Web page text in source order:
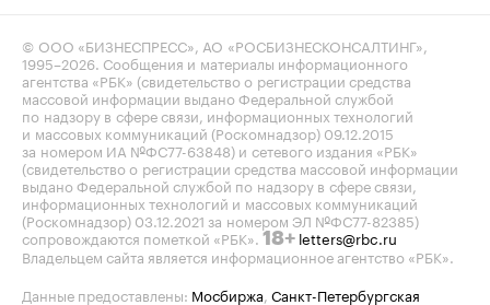
© ООО «БИЗНЕСПРЕСС», АО «РОСБИЗНЕСКОНСАЛТИНГ»,
1995–2026 . Сообщения и материалы информационного
агентства «РБК» (свидетельство о регистрации средства
массовой информации выдано Федеральной службой
по надзору в сфере связи, информационных технологий
и массовых коммуникаций (Роскомнадзор) 09.12.2015
за номером ИА №ФС77-63848) и сетевого издания «РБК»
(свидетельство о регистрации средства массовой информации
выдано Федеральной службой по надзору в сфере связи,
информационных технологий и массовых коммуникаций
(Роскомнадзор) 03.12.2021 за номером ЭЛ №ФС77-82385)
сопровождаются пометкой «РБК». 18+ letters@rbc.ru
Владельцем сайта является информационное агентство «РБК».
Данные предоставлены: Мосбиржа Санкт-Петербургская